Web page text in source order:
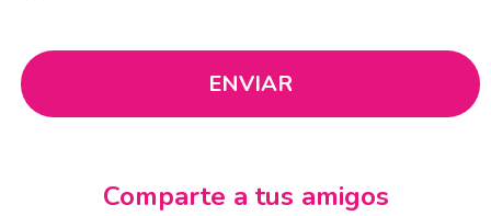
Comparte a tus amigos